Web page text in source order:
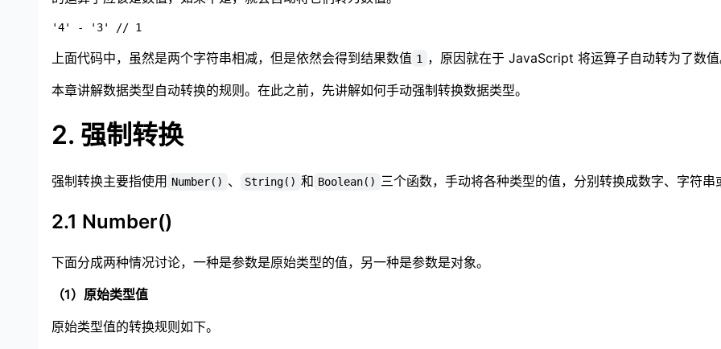
上面代码中，虽然是两个字符串相减，但是依然会得到结果数值 1
，原因就在于 JavaScript 将运算子自动转为了数值
本章讲解数据类型自动转换的规则。在此之前，先讲解如何手动强制转换数据类型。
2. 强制转换
强制转换主要指使用 Number() 、 String() 和 Boolean() 三个函数，手动将各种类型的值，分别转换成数字、字符串
2.1 Number()
下面分成两种情况讨论，一种是参数是原始类型的值，另一种是参数是对象。
（1）原始类型值
原始类型值的转换规则如下。